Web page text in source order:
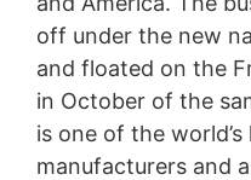
off under the new
and floated on the
in October of the
is one of the
manufacturers and